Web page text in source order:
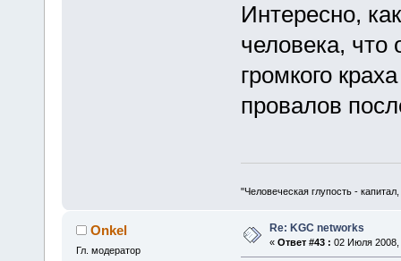
Интересно,
человека, что
громкого
провалов
"Человеческая глупость -
Onkel
Гл. модератор
Re: KGC networks
« Ответ #43 : 02 Июля 2008,